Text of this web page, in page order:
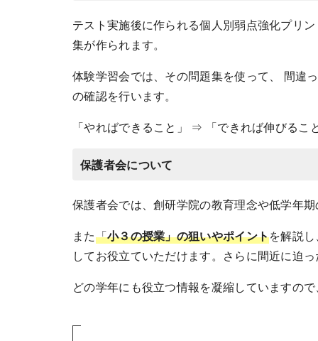
テスト実施後に作られる個人別弱点強化プリ
集が作られます。
体験学習会では、その問題集を使って、 間違
の確認を行います。
「やればできること」 ⇒ 「できれば伸びる
保護者会について
保護者会では、創研学院の教育理念や低学年
また「小３の授業」の狙いやポイントを解説
してお役立ていただけます。さらに間近に迫
どの学年にも役立つ情報を凝縮していますの